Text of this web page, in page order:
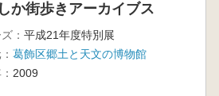
か街歩きアーカイブス
： 平成21年度特別展
葛飾区郷土と天文の博物館
2009